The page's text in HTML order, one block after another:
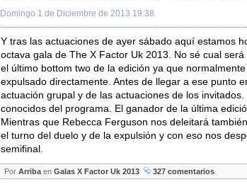
Domingo 1 de Diciembre de 2013 19:38
Y tras las actuaciones de ayer sábado aquí estamos
octava gala de The X Factor Uk 2013. No sé cual
el último bottom two de la edición ya que
expulsado directamente. Antes de llegar a ese punto
actuación grupal y de las actuaciones de los
conocidos del programa. El ganador de la última
Mientras que Rebecca Ferguson nos deleitará
el turno del duelo y de la expulsión y con eso nos
semifinal.
Por Arriba en Galas X Factor Uk 2013 327 comentarios